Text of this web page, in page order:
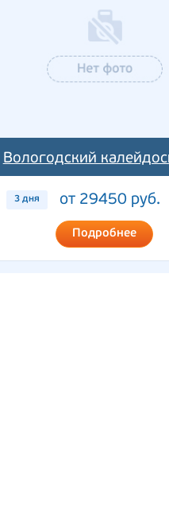
Вологодский
3 дня от 29450 руб.
Подробнее